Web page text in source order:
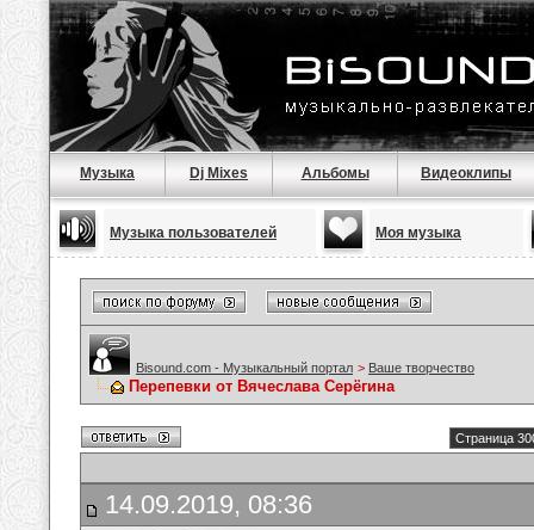
Музыка Dj Mixes Альбомы Видеоклипы
Музыка пользователей Моя музыка
Bisound.com - Музыкальный портал > Ваше творчество
Перепевки от Вячеслава Серёгина
Страница
14.09.2019, 08:36